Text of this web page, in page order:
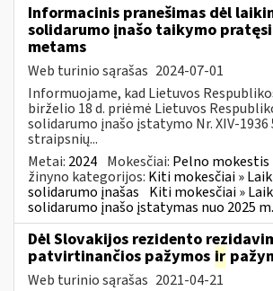
Informacinis pranešimas dėl
solidarumo įnašo taikymo
metams
Web turinio sąrašas 2024-07-01
Informuojame, kad Lietuvos
birželio 18 d. priėmė Lietuvos
solidarumo įnašo įstatymo Nr. XIV-1936
straipsnių...
Metai: 2024 Mokesčiai: Pelno mokestis
žinyno kategorijos: Kiti mokesčiai »
solidarumo įnašas Kiti mokesčiai »
solidarumo įnašo įstatymas nuo 2025 m.
Dėl Slovakijos rezidento
patvirtinančios pažymos ir
Web turinio sąrašas 2021-04-21